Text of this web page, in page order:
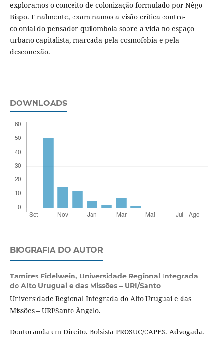
exploramos o conceito de colonização formulado por Nêgo
Bispo. Finalmente, examinamos a visão crítica contra-
colonial do pensador quilombola sobre a vida no espaço
urbano capitalista, marcada pela cosmofobia e pela
desconexão.
DOWNLOADS
BIOGRAFIA DO AUTOR
Tamires Eidelwein, Universidade Regional Integrada
do Alto Uruguai e das Missões – URI/Santo
Universidade Regional Integrada do Alto Uruguai e das
Missões – URI/Santo Ângelo.
Doutoranda em Direito. Bolsista PROSUC/CAPES. Advogada.